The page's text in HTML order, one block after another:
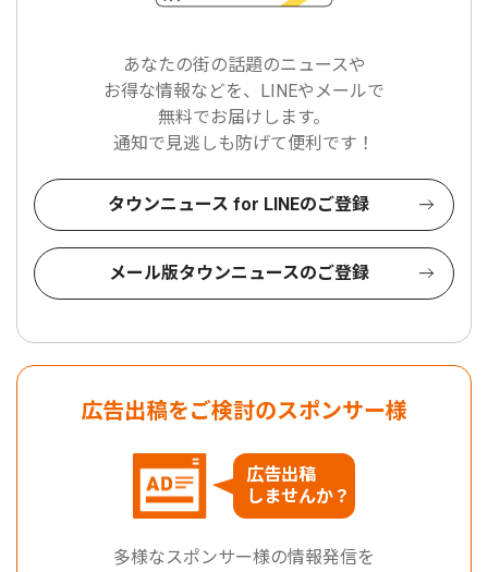
あなたの街の話題のニュースや
お得な情報などを、LINEやメールで
無料でお届けします。
通知で見逃しも防げて便利です！
タウンニュース for LINEのご登録
メール版タウンニュースのご登録
広告出稿をご検討のスポンサー様
広告出稿
しませんか？
多様なスポンサー様の情報発信を